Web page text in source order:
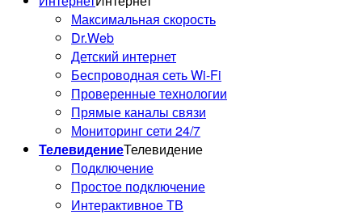
Максимальная скорость
Dr.Web
Детский интернет
Беспроводная сеть Wi-Fi
Проверенные технологии
Прямые каналы связи
Мониторинг сети 24/7
ТелевидениеТелевидение
Подключение
Простое подключение
Интерактивное ТВ